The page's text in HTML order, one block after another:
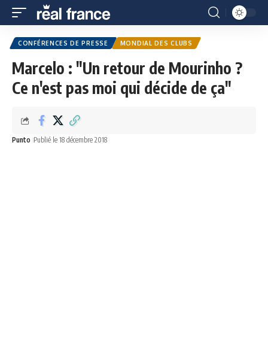
CONFÉRENCES DE PRESSE MONDIAL DES CLUBS
Marcelo : "Un retour de Mourinho ?
Ce n'est pas moi qui décide de ça"
Punto Publié le 18 décembre 2018